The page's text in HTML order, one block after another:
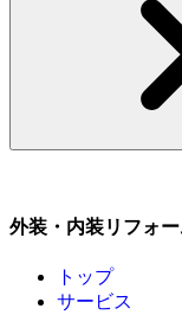
外装・内装リフォ
トップ
サービス